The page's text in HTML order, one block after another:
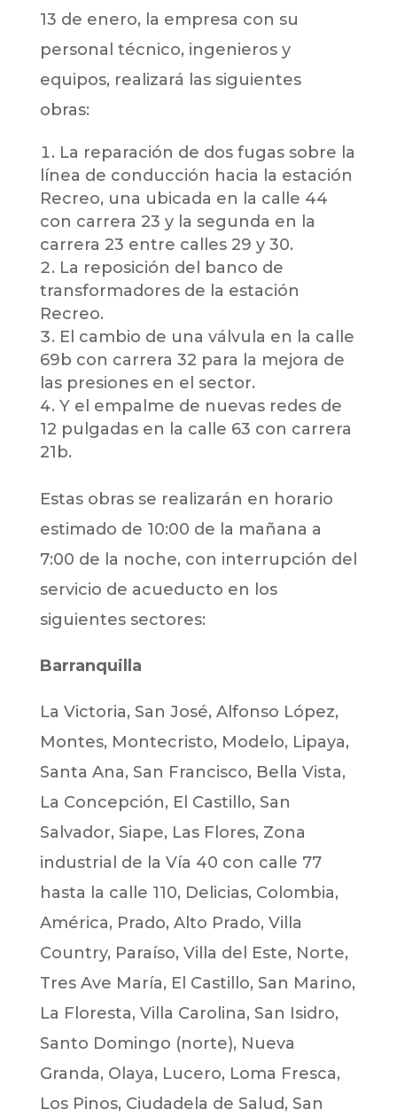
13 de enero, la empresa con su
personal técnico, ingenieros y
equipos, realizará las siguientes
obras:
La reparación de dos fugas sobre la
línea de conducción hacia la estación
Recreo, una ubicada en la calle 44
con carrera 23 y la segunda en la
carrera 23 entre calles 29 y 30.
La reposición del banco de
transformadores de la estación
Recreo.
El cambio de una válvula en la calle
69b con carrera 32 para la mejora de
las presiones en el sector.
Y el empalme de nuevas redes de
12 pulgadas en la calle 63 con carrera
21b.
Estas obras se realizarán en horario
estimado de 10:00 de la mañana a
7:00 de la noche, con interrupción del
servicio de acueducto en los
siguientes sectores:
Barranquilla
La Victoria, San José, Alfonso López,
Montes, Montecristo, Modelo, Lipaya,
Santa Ana, San Francisco, Bella Vista,
La Concepción, El Castillo, San
Salvador, Siape, Las Flores, Zona
industrial de la Vía 40 con calle 77
hasta la calle 110, Delicias, Colombia,
América, Prado, Alto Prado, Villa
Country, Paraíso, Villa del Este, Norte,
Tres Ave María, El Castillo, San Marino,
La Floresta, Villa Carolina, San Isidro,
Santo Domingo (norte), Nueva
Granda, Olaya, Lucero, Loma Fresca,
Los Pinos, Ciudadela de Salud, San